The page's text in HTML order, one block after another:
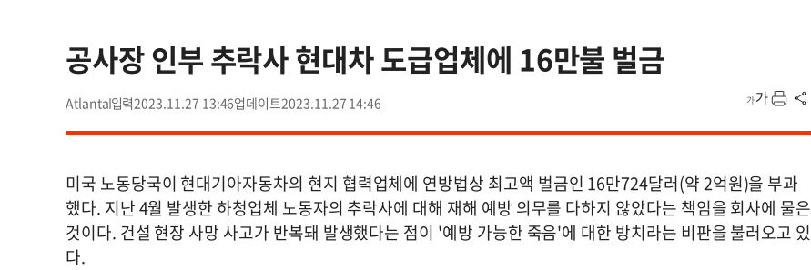
공사장 인부 추락사 현대차 도급업체에 16만불 벌금
Atlanta 2023.11.27 13:46 2023.11.27 14:46
미국 노동당국이 현대기아자동차의 현지 협력업체에 연방법상 최고액 벌금인 16만724달러(약 2억원)을 부과
했다. 지난 4월 발생한 하청업체 노동자의 추락사에 대해 재해 예방 의무를 다하지 않았다는 책임을 회사에 물은
것이다. 건설 현장 사망 사고가 반복돼 발생했다는 점이 '예방 가능한 죽음'에 대한 방치라는 비판을 불러오고 있
다.